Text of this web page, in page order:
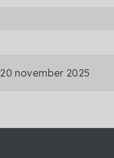
20 november 2025